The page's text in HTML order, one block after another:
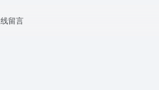
留言